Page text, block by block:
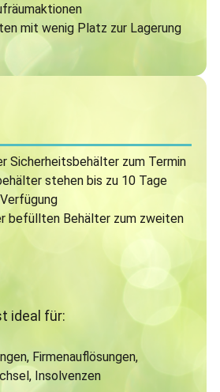
mit wenig Platz zur Lagerung
Sicherheitsbehälter zum Termin
stehen bis zu 10 Tage
befüllten Behälter zum zweiten
ideal für:
Firmenauflösungen,
Insolvenzen